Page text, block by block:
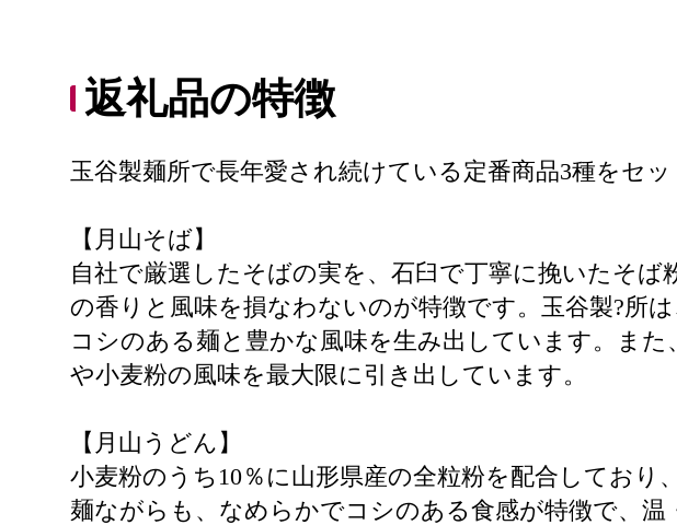
返礼品の特徴
玉谷製麺所で長年愛され続けている定番商品3種をセ
【月山そば】
自社で厳選したそばの実を、石臼で丁寧に挽いたそ
の香りと風味を損なわないのが特徴です。玉谷製?所
コシのある麺と豊かな風味を生み出しています。ま
や小麦粉の風味を最大限に引き出しています。
【月山うどん】
小麦粉のうち10％に山形県産の全粒粉を配合してお
麺ながらも、なめらかでコシのある食感が特徴で、温